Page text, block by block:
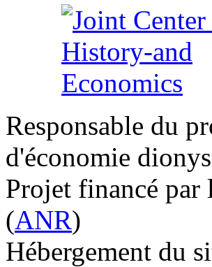
Responsable du
d'économie
Projet financé par
(ANR)
Hébergement du